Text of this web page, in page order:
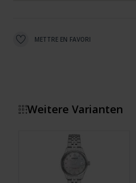
METTRE EN FAVORI
Weitere Varianten